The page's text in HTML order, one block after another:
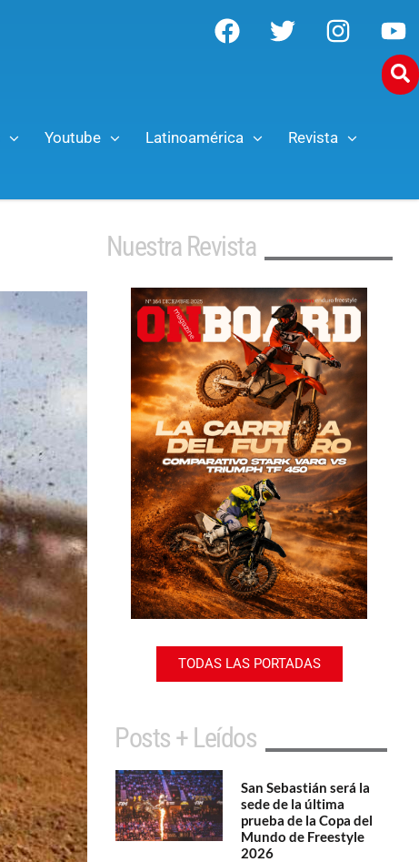
Youtube Latinoamérica Revista
Nuestra Revista
TODAS LAS PORTADAS
Posts + Leídos
San Sebastián será la
sede de la última
prueba de la Copa del
Mundo de Freestyle
2026